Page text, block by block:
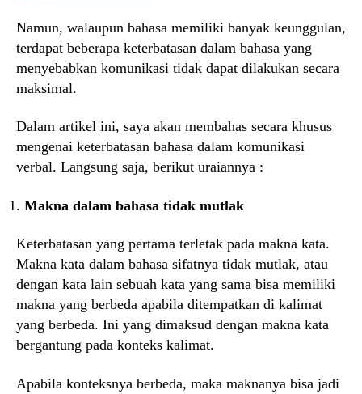
Namun, walaupun bahasa memiliki banyak keunggulan,
terdapat beberapa keterbatasan dalam bahasa yang
menyebabkan komunikasi tidak dapat dilakukan secara
maksimal.
Dalam artikel ini, saya akan membahas secara khusus
mengenai keterbatasan bahasa dalam komunikasi
verbal. Langsung saja, berikut uraiannya :
Makna dalam bahasa tidak mutlak
Keterbatasan yang pertama terletak pada makna kata.
Makna kata dalam bahasa sifatnya tidak mutlak, atau
dengan kata lain sebuah kata yang sama bisa memiliki
makna yang berbeda apabila ditempatkan di kalimat
yang berbeda. Ini yang dimaksud dengan makna kata
bergantung pada konteks kalimat.
Apabila konteksnya berbeda, maka maknanya bisa jadi